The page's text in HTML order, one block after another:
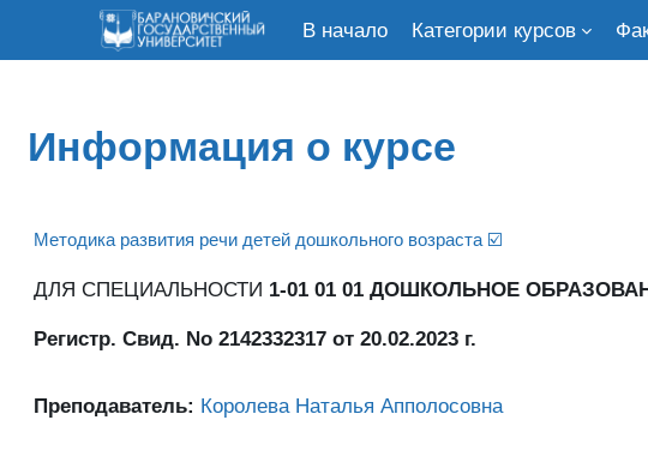
В начало Категории курсов
Информация о курсе
Методика развития речи детей дошкольного возраста ☑️
ДЛЯ СПЕЦИАЛЬНОСТИ 1-01 01 01 ДОШКОЛЬНОЕ
Регистр. Свид. No 2142332317 от 20.02.2023 г.
Преподаватель: Королева Наталья Апполосовна